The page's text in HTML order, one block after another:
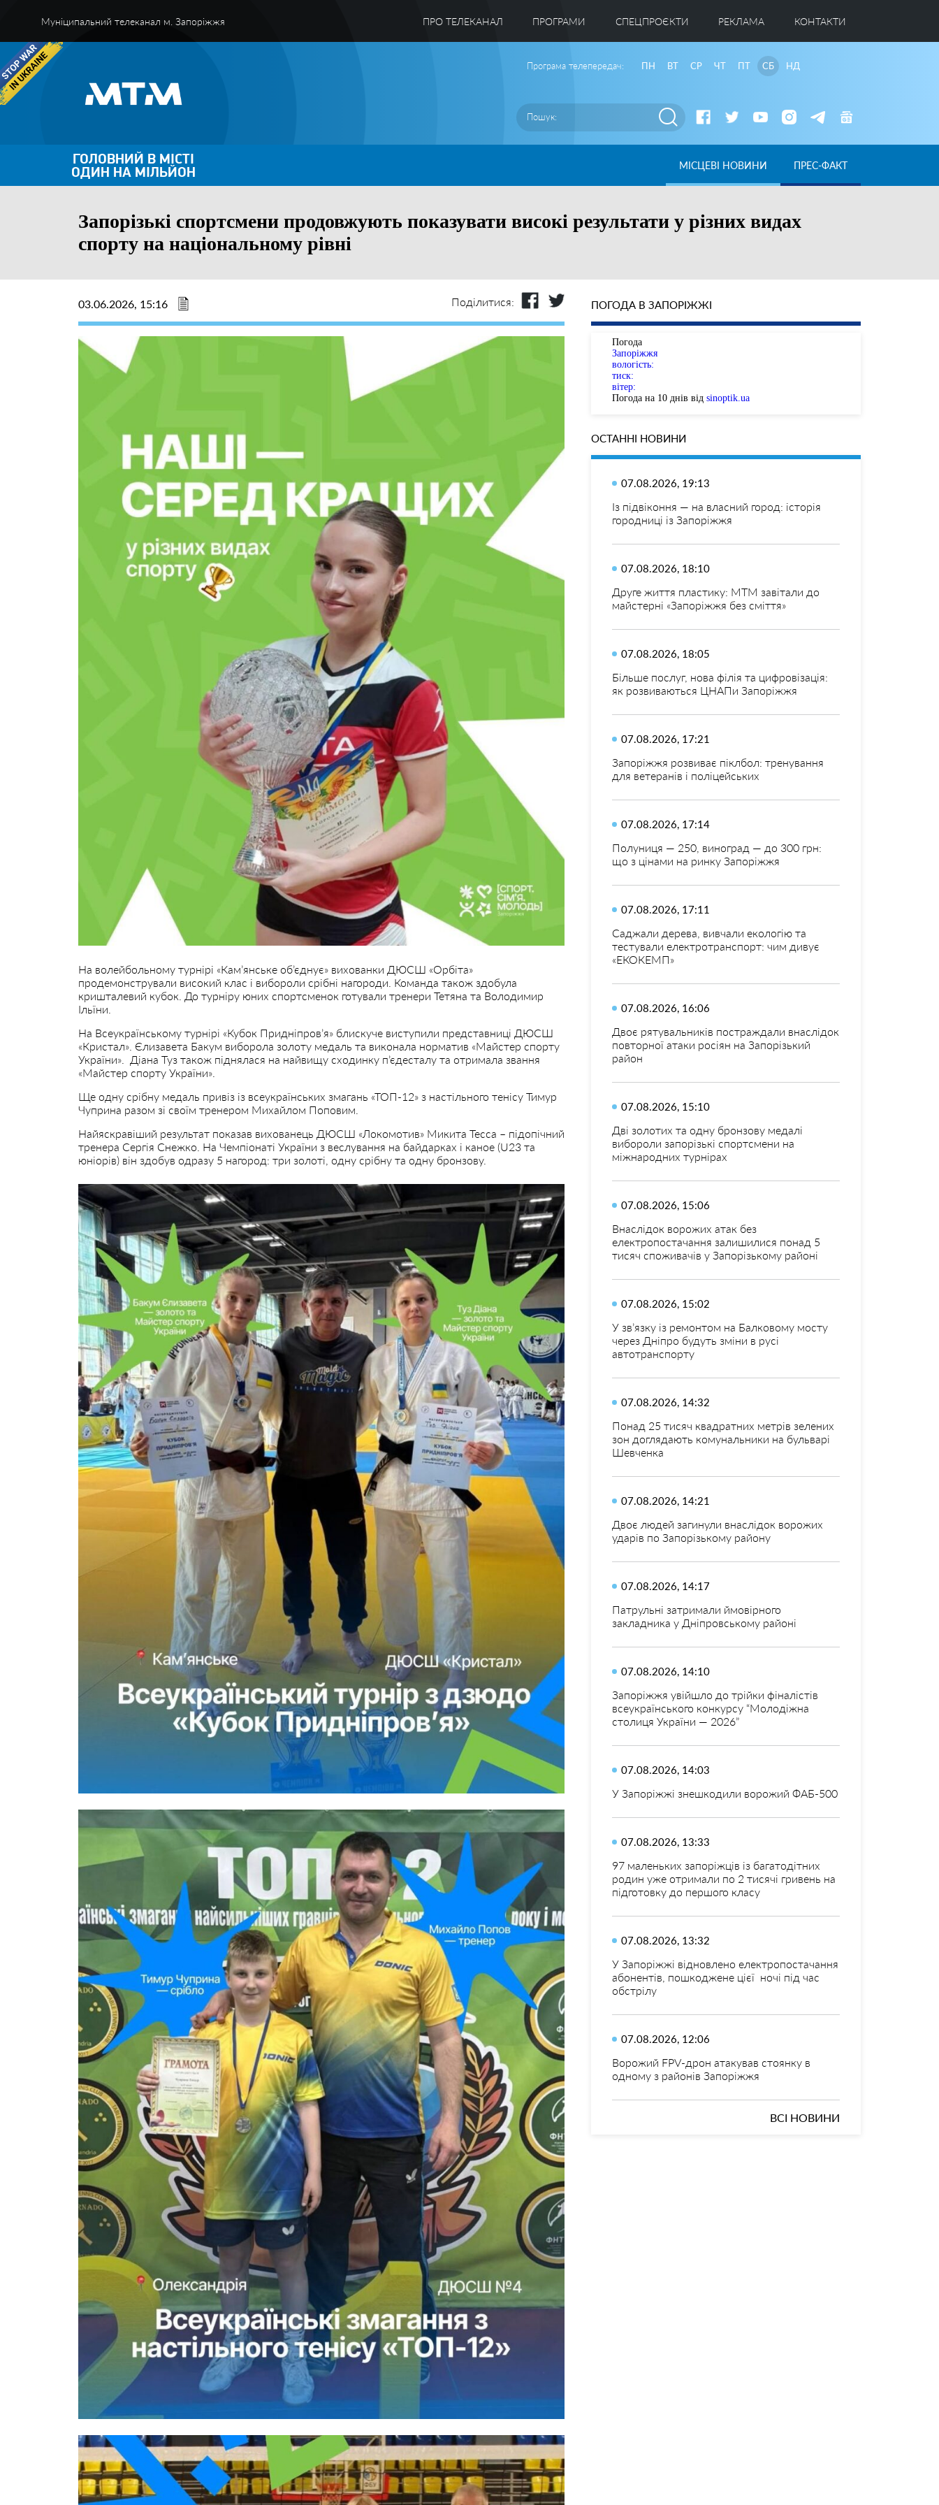
Муніципальний телеканал м. Запоріжжя ПРО ТЕЛЕКАНАЛ ПРОГРАМИ CПЕЦПРОЄКТИ РЕКЛАМА КОНТАКТИ
Програма телепередач: ПН ВТ СР ЧТ ПТ СБ НД
ГОЛОВНИЙ В МІСТІ
ОДИН НА МІЛЬЙОН МІСЦЕВІ НОВИНИ ПРЕС-ФАКТ
Запорізькі спортсмени продовжують показувати високі результати у різних видах
спорту на національному рівні
03.06.2026, 15:16 Поділитися:
На волейбольному турнірі «Кам’янське об’єднує» вихованки ДЮСШ «Орбіта»
продемонстрували високий клас і вибороли срібні нагороди. Команда також здобула
кришталевий кубок. До турніру юних спортсменок готували тренери Тетяна та Володимир
Ільїни.
На Всеукраїнському турнірі «Кубок Придніпров’я» блискуче виступили представниці ДЮСШ
«Кристал». Єлизавета Бакум виборола золоту медаль та виконала норматив «Майстер спорту
України». Діана Туз також піднялася на найвищу сходинку п’єдесталу та отримала звання
«Майстер спорту України».
Ще одну срібну медаль привіз із всеукраїнських змагань «ТОП-12» з настільного тенісу Тимур
Чуприна разом зі своїм тренером Михайлом Поповим.
Найяскравіший результат показав вихованець ДЮСШ «Локомотив» Микита Тесса – підопічний
тренера Сергія Снежко. На Чемпіонаті України з веслування на байдарках і каное (U23 та
юніорів) він здобув одразу 5 нагород: три золоті, одну срібну та одну бронзову.
ПОГОДА В ЗАПОРІЖЖІ
Погода
Запоріжжя
вологість:
тиск:
вітер:
Погода на 10 днів від sinoptik.ua
ОСТАННІ НОВИНИ
07.08.2026, 19:13
Із підвіконня — на власний город: історія
городниці із Запоріжжя
07.08.2026, 18:10
Друге життя пластику: МТМ завітали до
майстерні «Запоріжжя без сміття»
07.08.2026, 18:05
Більше послуг, нова філія та цифровізація:
як розвиваються ЦНАПи Запоріжжя
07.08.2026, 17:21
Запоріжжя розвиває піклбол: тренування
для ветеранів і поліцейських
07.08.2026, 17:14
Полуниця — 250, виноград — до 300 грн:
що з цінами на ринку Запоріжжя
07.08.2026, 17:11
Саджали дерева, вивчали екологію та
тестували електротранспорт: чим дивує
«ЕКОКЕМП»
07.08.2026, 16:06
Двоє рятувальників постраждали внаслідок
повторної атаки росіян на Запорізький
район
07.08.2026, 15:10
Дві золотих та одну бронзову медалі
вибороли запорізькі спортсмени на
міжнародних турнірах
07.08.2026, 15:06
Внаслідок ворожих атак без
електропостачання залишилися понад 5
тисяч споживачів у Запорізькому районі
07.08.2026, 15:02
У зв’язку із ремонтом на Балковому мосту
через Дніпро будуть зміни в русі
автотранспорту
07.08.2026, 14:32
Понад 25 тисяч квадратних метрів зелених
зон доглядають комунальники на бульварі
Шевченка
07.08.2026, 14:21
Двоє людей загинули внаслідок ворожих
ударів по Запорізькому району
07.08.2026, 14:17
Патрульні затримали ймовірного
закладника у Дніпровському районі
07.08.2026, 14:10
Запоріжжя увійшло до трійки фіналістів
всеукраїнського конкурсу “Молодіжна
столиця України — 2026”
07.08.2026, 14:03
У Запоріжжі знешкодили ворожий ФАБ-500
07.08.2026, 13:33
97 маленьких запоріжців із багатодітних
родин уже отримали по 2 тисячі гривень на
підготовку до першого класу
07.08.2026, 13:32
У Запоріжжі відновлено електропостачання
абонентів, пошкоджене цієї ночі під час
обстрілу
07.08.2026, 12:06
Ворожий FPV-дрон атакував стоянку в
одному з районів Запоріжжя
ВСІ НОВИНИ